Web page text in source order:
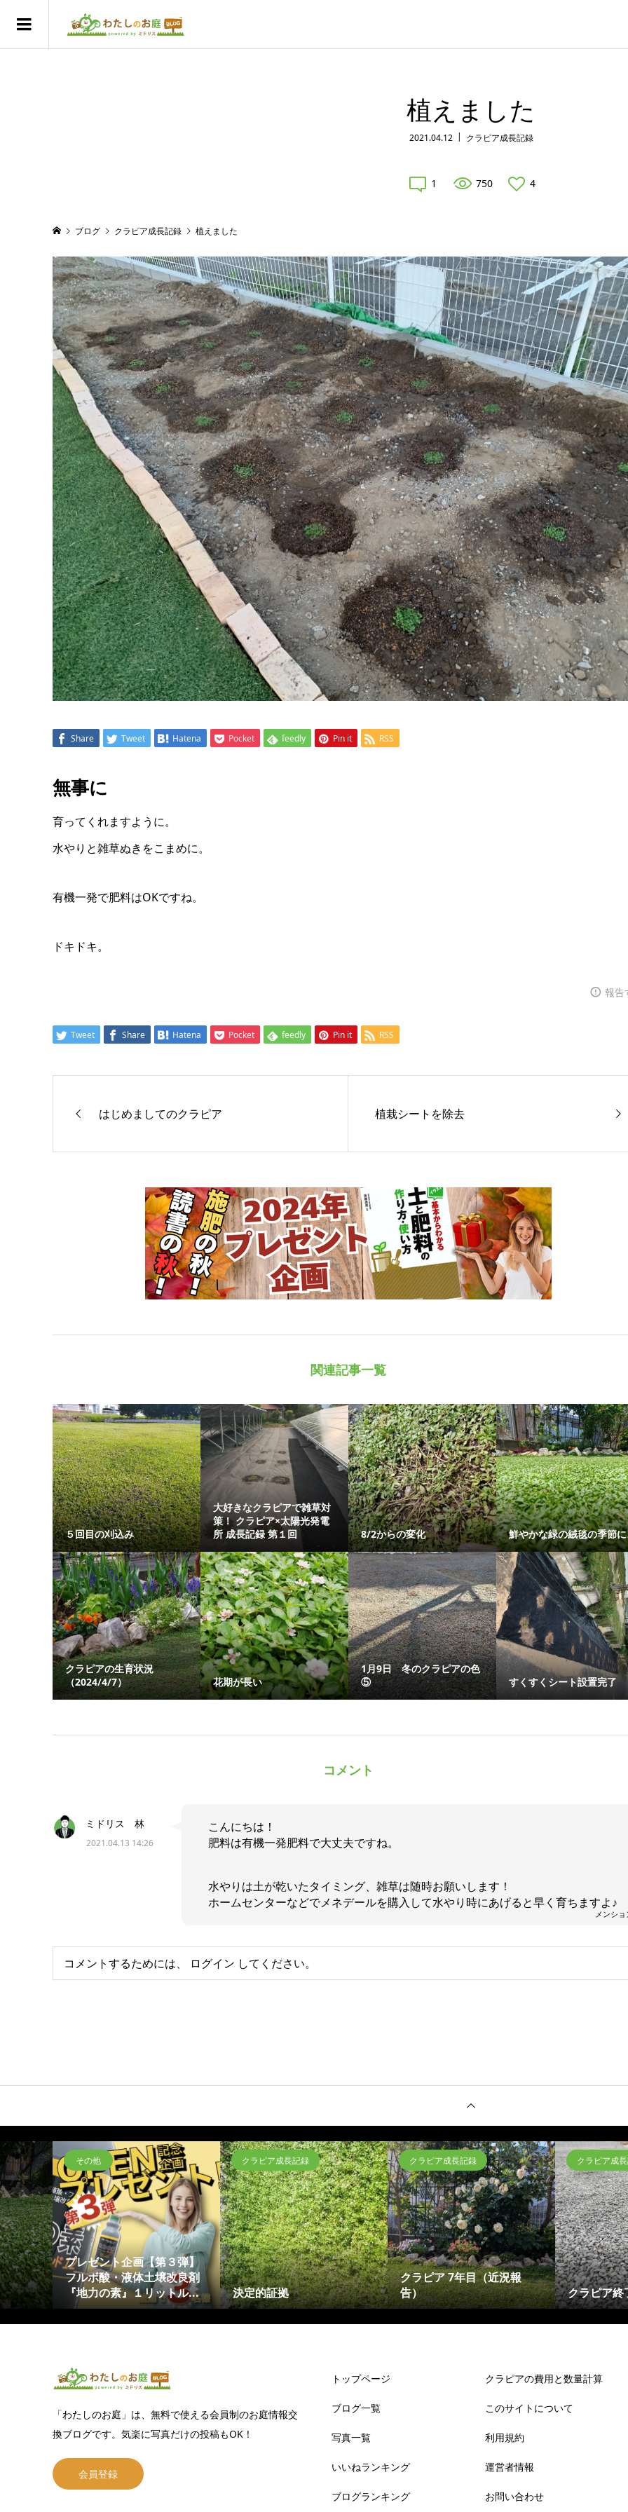
植えました
2021.04.12 クラピア成長記録
1 750 4
ブログ クラピア成長記録 植えました
Share Tweet Hatena Pocket feedly Pin it RSS
無事に
育ってくれますように。
水やりと雑草ぬきをこまめに。
有機一発で肥料はOKですね。
ドキドキ。
報告
Tweet Share Hatena Pocket feedly Pin it RSS
はじめましてのクラピア 植栽シートを除去
関連記事一覧
５回目の刈込み
大好きなクラピアで雑草対
策！ クラピア×太陽光発電
所 成長記録 第１回
8/2からの変化 鮮やかな緑の絨毯の季節
クラピアの生育状況
（2024/4/7）
花期が長い
1月9日 冬のクラピアの色
⑤
すくすくシート設置完了
コメント
ミドリス 林
2021.04.13 14:26
メンシ
こんにちは！
肥料は有機一発肥料で大丈夫ですね。
水やりは土が乾いたタイミング、雑草は随時お願いします！
ホームセンターなどでメネデールを購入して水やり時にあげると早く育ちますよ♪
コメントするためには、 ログイン してください。
その他
プレゼント企画【第３弾】
フルボ酸・液体土壌改良剤
『地力の素』１リットル...
クラピア成長記録
決定的証拠
クラピア成長記録
クラピア 7年目（近況報
告）
クラピア成
クラピア終
「わたしのお庭」は、無料で使える会員制のお庭情報交
換ブログです。気楽に写真だけの投稿もOK！
会員登録
トップページ
ブログ一覧
写真一覧
いいねランキング
ブログランキング
クラピアの費用と数量計算
このサイトについて
利用規約
運営者情報
お問い合わせ